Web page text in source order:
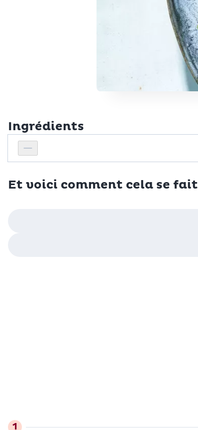
Ingrédients
Réduire le nombre de personnes
Personnes
Et voici comment cela se fait